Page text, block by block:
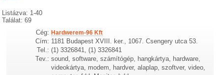
Listázva: 1-40
Találat: 69
Cég: Hardwerem-96 Kft
Cím: 1181 Budapest XVIII. ker., 1067. Csengery utca 53.
Tel.: (1) 3326841, (1) 3326841
Tev.: sound, software, számítógép, hangkártya, hardware,
videokártya, modem, hardver, alaplap, szoftver, video,